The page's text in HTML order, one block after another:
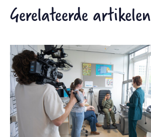
Gerelateerde artikelen